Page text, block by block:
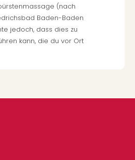
(nach
Baden-Baden
jedoch, dass dies zu
kann, die du vor Ort